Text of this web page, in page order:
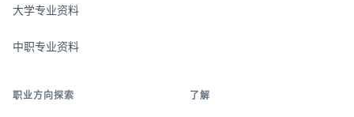
大学专业资料
中职专业资料
职业方向探索 了解